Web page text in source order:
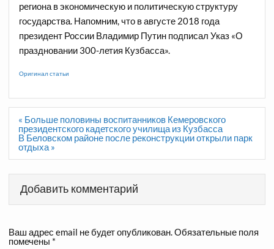
региона в экономическую и политическую структуру
государства. Напомним, что в августе 2018 года
президент России Владимир Путин подписал Указ «О
праздновании 300-летия Кузбасса».
Оригинал статьи
Навигация
по
записям
« Больше половины воспитанников Кемеровского
президентского кадетского училища из Кузбасса
В Беловском районе после реконструкции открыли парк
отдыха »
Добавить комментарий
Ваш адрес email не будет опубликован.Обязательные поля
помечены *